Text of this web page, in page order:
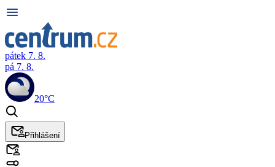
pátek 7. 8.
pá 7. 8.
20°C
Přihlášení